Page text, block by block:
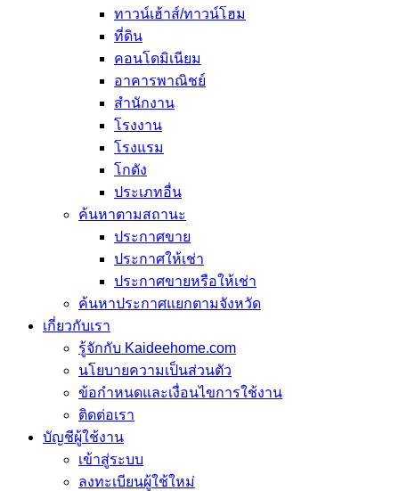
ทาวน์เฮ้าส์/ทาวน์โฮม
ที่ดิน
คอนโดมิเนียม
อาคารพาณิชย์
สำนักงาน
โรงงาน
โรงแรม
โกดัง
ประเภทอื่น
ค้นหาตามสถานะ
ประกาศขาย
ประกาศให้เช่า
ประกาศขายหรือให้เช่า
ค้นหาประกาศแยกตามจังหวัด
เกี่ยวกับเรา
รู้จักกับ Kaideehome.com
นโยบายความเป็นส่วนตัว
ข้อกำหนดและเงื่อนไขการใช้งาน
ติดต่อเรา
บัญชีผู้ใช้งาน
เข้าสู่ระบบ
ลงทะเบียนผู้ใช้ใหม่